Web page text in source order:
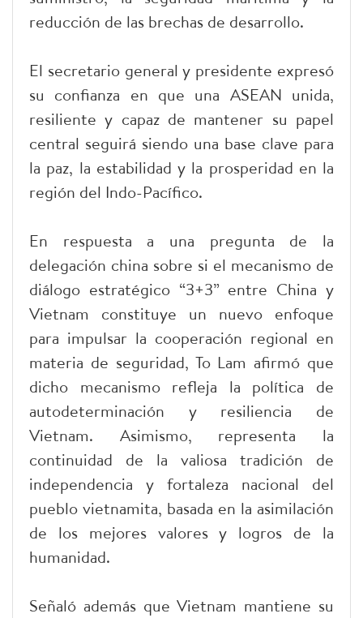
reducción de las brechas de desarrollo.
El secretario general y presidente expresó
su confianza en que una ASEAN unida,
resiliente y capaz de mantener su papel
central seguirá siendo una base clave para
la paz, la estabilidad y la prosperidad en la
región del Indo-Pacífico.
En respuesta a una pregunta de la
delegación china sobre si el mecanismo de
diálogo estratégico “3+3” entre China y
Vietnam constituye un nuevo enfoque
para impulsar la cooperación regional en
materia de seguridad, To Lam afirmó que
dicho mecanismo refleja la política de
autodeterminación y resiliencia de
Vietnam. Asimismo, representa la
continuidad de la valiosa tradición de
independencia y fortaleza nacional del
pueblo vietnamita, basada en la asimilación
de los mejores valores y logros de la
humanidad.
Señaló además que Vietnam mantiene su